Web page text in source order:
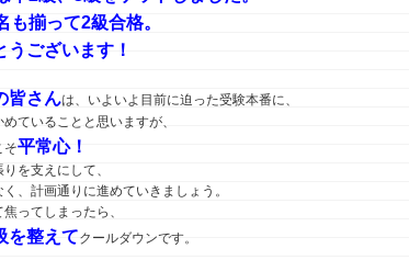
も揃って2級合格。
うございます！
皆さんは、いよいよ目前に迫った受験本番に、
ていることと思いますが、
そ平常心！
を支えにして、
、計画通りに進めていきましょう。
ってしまったら、
を整えてクールダウンです。